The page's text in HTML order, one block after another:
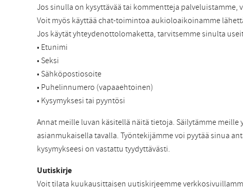
Jos sinulla on kysyttävää tai kommentteja
Voit myös käyttää chat-toimintoa aukioloaikoinamme
Jos käytät yhteydenottolomaketta, tarvitsemme sinulta
• Etunimi
• Seksi
• Sähköpostiosoite
• Puhelinnumero (vapaaehtoinen)
• Kysymyksesi tai pyyntösi
Annat meille luvan käsitellä näitä tietoja. Säilytämme
asianmukaisella tavalla. Työntekijämme voi pyytää sinua
kysymykseesi on vastattu tyydyttävästi.
Uutiskirje
Voit tilata kuukausittaisen uutiskirjeemme